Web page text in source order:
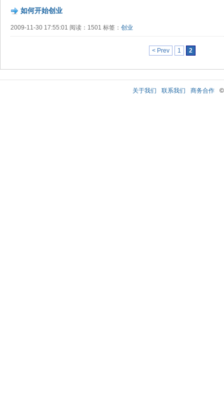
如何开始创业
2009-11-30 17:55:01 阅读：1501 标签： 创业
< Prev 1 2
关于我们 联系我们 商务合作